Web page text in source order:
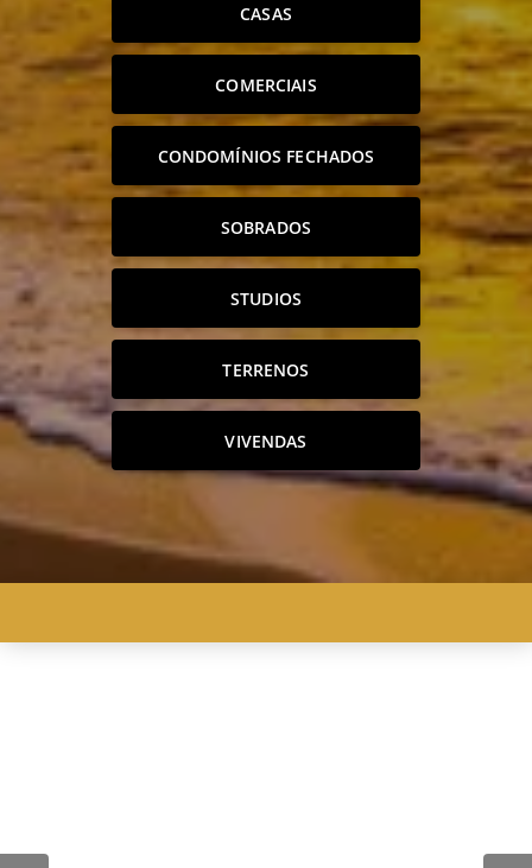
CASAS
COMERCIAIS
CONDOMÍNIOS FECHADOS
SOBRADOS
STUDIOS
TERRENOS
VIVENDAS